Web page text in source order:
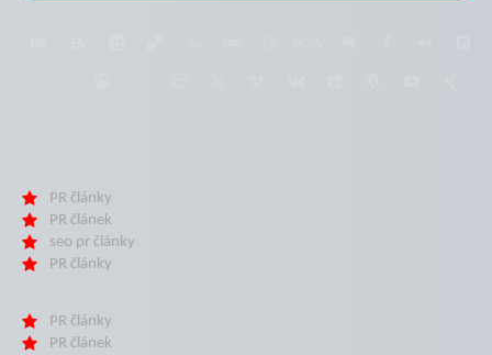
PR články
PR článek
seo pr články
PR články
PR články
PR článek